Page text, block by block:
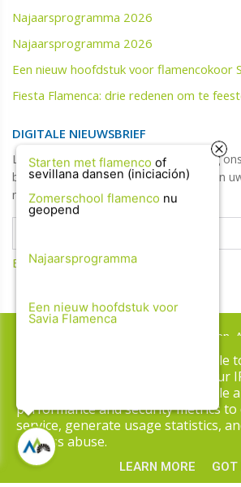
Najaarsprogramma 2026
Najaarsprogramma 2026
Een nieuw hoofdstuk voor flamencokoor
Fiesta Flamenca: drie redenen om te
DIGITALE NIEUWSBRIEF
Laat hier uw e-mailadres achter en krijg
blogs, updates, jobs, tips & promoties in
mailbox!
Bekijk de vorige updates
Copyright © 2026 Danshuis Volmolen.
UP-TO-
This site uses cookies from Google
services and to analyze traffic. Your
user-agent are shared with Google
performance and security metrics
service, generate usage statistics,
address abuse.
LEARN MORE GOT
Starten met flamencoof
sevillana dansen (iniciación)
Zomerschool flamenco nu
geopend
Najaarsprogramma
Een nieuw hoofdstuk voor
Savia Flamenca